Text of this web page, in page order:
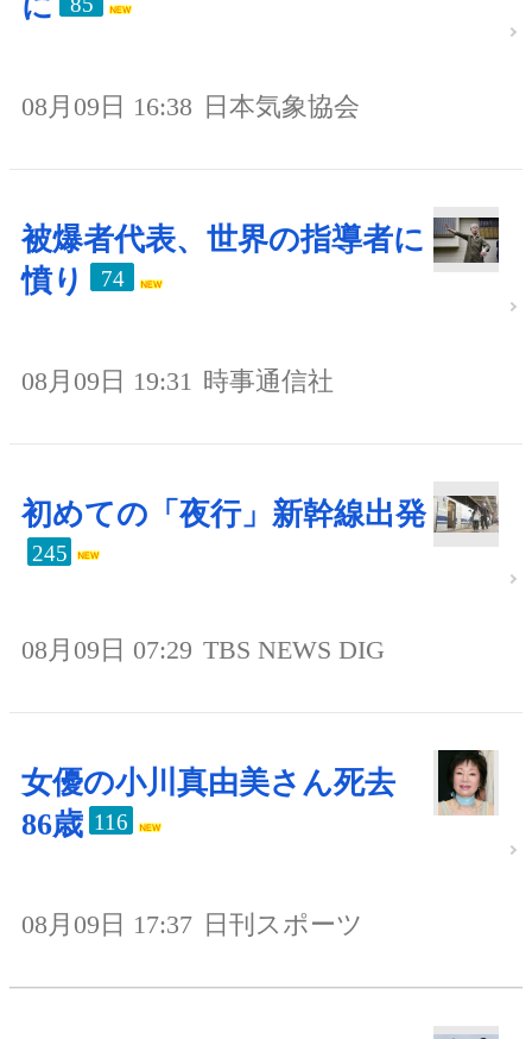
08月09日 16:38 日本気象協会
被爆者代表、世界の指導者に
憤り
74
08月09日 19:31 時事通信社
初めての「夜行」新幹線出発
245
08月09日 07:29 TBS NEWS DIG
女優の小川真由美さん死去
86歳 116
08月09日 17:37 日刊スポーツ